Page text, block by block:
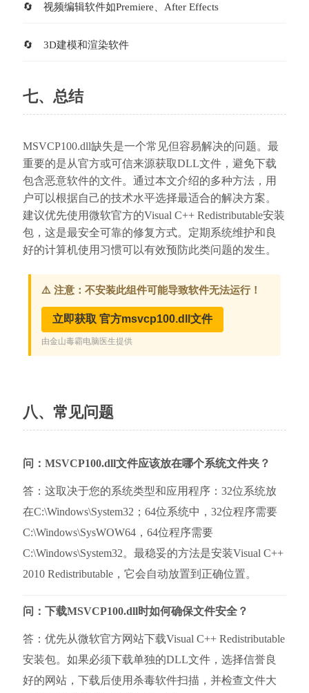
视频编辑软件如Premiere、After Effects
3D建模和渲染软件
七、总结
MSVCP100.dll缺失是一个常见但容易解决的问题。最
重要的是从官方或可信来源获取DLL文件，避免下载
包含恶意软件的文件。通过本文介绍的多种方法，用
户可以根据自己的技术水平选择最适合的解决方案。
建议优先使用微软官方的Visual C++ Redistributable安装
包，这是最安全可靠的修复方式。定期系统维护和良
好的计算机使用习惯可以有效预防此类问题的发生。
八、常见问题
问：MSVCP100.dll文件应该放在哪个系统文件夹？
答：这取决于您的系统类型和应用程序：32位系统放
在C:\Windows\System32；64位系统中，32位程序需要
C:\Windows\SysWOW64，64位程序需要
C:\Windows\System32。最稳妥的方法是安装Visual C++
2010 Redistributable，它会自动放置到正确位置。
问：下载MSVCP100.dll时如何确保文件安全？
答：优先从微软官方网站下载Visual C++ Redistributable
安装包。如果必须下载单独的DLL文件，选择信誉良
好的网站，下载后使用杀毒软件扫描，并检查文件大